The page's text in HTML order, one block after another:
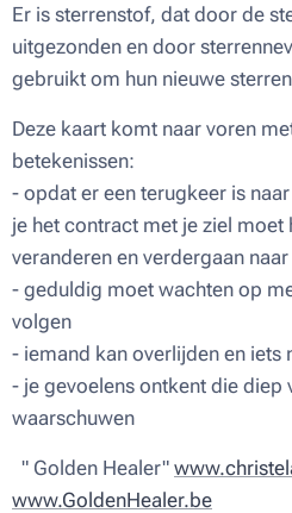
Er is sterrenstof, dat door de
uitgezonden en door
gebruikt om hun nieuwe
Deze kaart komt naar voren
betekenissen:
- opdat er een terugkeer is
je het contract met je ziel moet
veranderen en verdergaan
- geduldig moet wachten op
volgen
- iemand kan overlijden en
- je gevoelens ontkent die diep
waarschuwen
" Golden Healer"
www.GoldenHealer.be